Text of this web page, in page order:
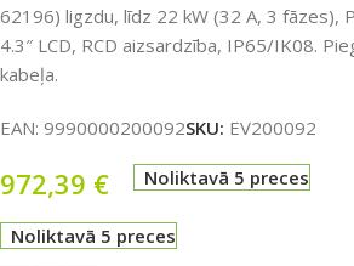
62196) ligzdu, līdz 22 kW (32 A, 3 fāzes),
4.3″ LCD, RCD aizsardzība, IP65/IK08.
kabeļa.
EAN: 9990000200092SKU: EV200092
972,39 € Noliktavā 5 preces
Noliktavā 5 preces